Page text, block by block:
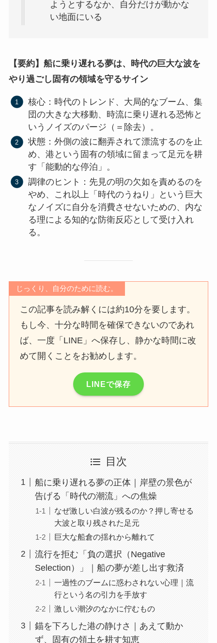
ようとするなか、自分だけが動かな
い地面にいる
【要約】船に乗り遅れる夢は、時代の巨大な波を
やり過ごし固有の領域を守るサイン
核心：時代のトレンド、大局的なブーム、集
団の大きな大移動、時流に乗り遅れる恐怖と
いうノイズのパージ（＝除去）。
状態：外側の波に翻弄されて漂流するのを止
め、港という固有の領域に留まって足元を耕
す「能動的な停泊」。
調律のヒント：先見の明の欠如を責めるのを
やめ、これ以上「時代のうねり」という巨大
なノイズに自分を消費させないための、内な
る理による知的な防衛反応として受け入れ
る。
じっくり、自分のために読む。
この記事を読み解くには約10分を要します。
もし今、十分な時間を確保できないのであれ
ば、一度「LINE」へ保存し、静かな時間に改
めて開くことをお勧めします。
LINEで保存
目次
船に乗り遅れる夢の正体｜岸壁の景色が
告げる「時代の潮流」への焦燥
なぜ激しい白波が残るのか？押し寄せる
大波と取り残された足元
巨大な船倉の揺れから離れて
流行を拒む「負の選択（Negative
Selection）」｜船の夢が差し出す救済
一過性のブームに惑わされない心理｜流
行という名の引力を手放す
激しい潮汐のなかに佇むもの
錨を下ろした港の静けさ｜あえて動か
ず、固有の領土を耕す知恵